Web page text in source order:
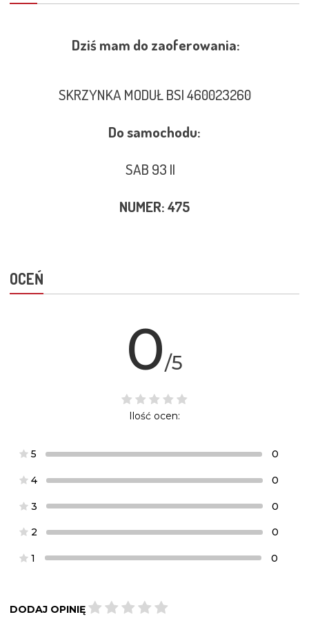
Dziś mam do zaoferowania:
SKRZYNKA MODUŁ BSI 460023260
Do samochodu:
SAB 93 II
NUMER: 475
OCEŃ
0/5
Ilość ocen:
5 0
4 0
3 0
2 0
1 0
DODAJ OPINIĘ